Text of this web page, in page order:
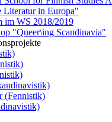
Literatur in Europa"
im WS 2018/2019
"Queer\ing Scandinavia"
(Fennistik)